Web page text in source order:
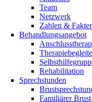
Team
Netzwerk
Zahlen &
Behandlungsangebot
Rehabilitation
Sprechstunden
Familiärer